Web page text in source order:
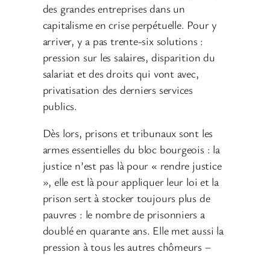
des grandes entreprises dans un
capitalisme en crise perpétuelle. Pour y
arriver, y a pas trente-six solutions :
pression sur les salaires, disparition du
salariat et des droits qui vont avec,
privatisation des derniers services
publics.
Dès lors, prisons et tribunaux sont les
armes essentielles du bloc bourgeois : la
justice n’est pas là pour « rendre justice
», elle est là pour appliquer leur loi et la
prison sert à stocker toujours plus de
pauvres : le nombre de prisonniers a
doublé en quarante ans. Elle met aussi la
pression à tous les autres chômeurs –